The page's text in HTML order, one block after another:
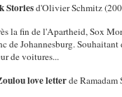
Storiesd'Olivier Schmitz
la fin de l'Apartheid, Sox
de Johannesburg.
de voitures...
love letterde Ramadam